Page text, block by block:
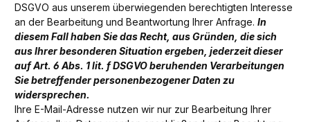
DSGVO aus unserem überwiegenden berechtigten Interesse
an der Bearbeitung und Beantwortung Ihrer Anfrage. In
diesem Fall haben Sie das Recht, aus Gründen, die sich
aus Ihrer besonderen Situation ergeben, jederzeit dieser
auf Art. 6 Abs. 1 lit. f DSGVO beruhenden Verarbeitungen
Sie betreffender personenbezogener Daten zu
widersprechen.
Ihre E-Mail-Adresse nutzen wir nur zur Bearbeitung Ihrer